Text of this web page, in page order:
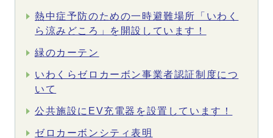
熱中症予防のための一時避難場所「いわく
ら涼みどころ」を開設しています！
緑のカーテン
いわくらゼロカーボン事業者認証制度につ
いて
公共施設にEV充電器を設置しています！
ゼロカーボンシティ表明